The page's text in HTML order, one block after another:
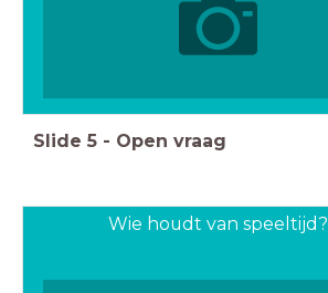
Slide 5 - Open vraag
Wie houdt van speeltijd?